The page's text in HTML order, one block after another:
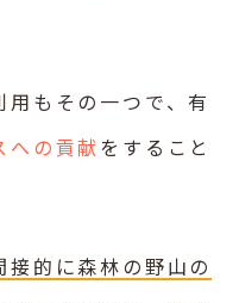
もその一つで、有
への貢献 をすること
接的に森林の野山の